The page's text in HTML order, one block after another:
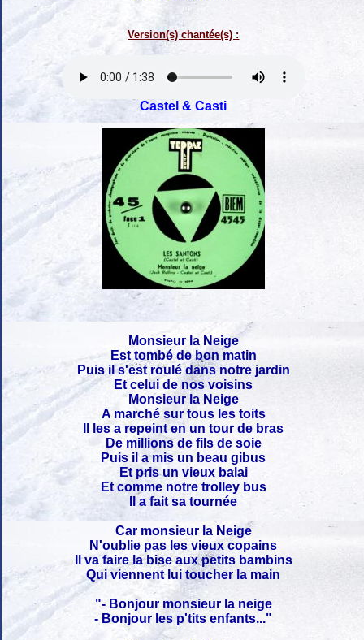
Version(s) chantée(s) :
Castel & Casti
Monsieur la Neige
Est tombé de bon matin
Puis il s'est roulé dans notre jardin
Et celui de nos voisins
Monsieur la Neige
A marché sur tous les toits
Il les a repeint en un tour de bras
De millions de fils de soie
Puis il a mis un beau gibus
Et pris un vieux balai
Et comme notre trolley bus
Il a fait sa tournée
Car monsieur la Neige
N'oublie pas les vieux copains
Il va faire la bise aux petits bambins
Qui viennent lui toucher la main
"- Bonjour monsieur la neige
- Bonjour les p'tits enfants..."